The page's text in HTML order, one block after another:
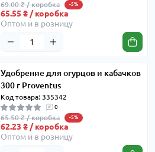
69.00 ₴ / коробка -5%
65.55 ₴ / коробка
Оптом и в розницу
Удобрение для огурцов и кабачков
300 г Proventus
Код товара: 335342
0
65.50 ₴ / коробка -5%
62.23 ₴ / коробка
Оптом и в розницу